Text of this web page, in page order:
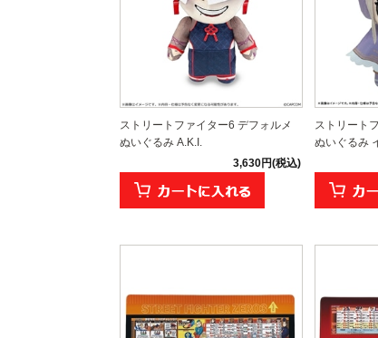
ストリートファイター6 デフォルメ
ぬいぐるみ A.K.I.
3,630円(税込)
ストリート
ぬいぐるみ